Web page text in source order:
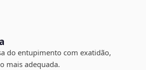
do entupimento com exatidão,
mais adequada.